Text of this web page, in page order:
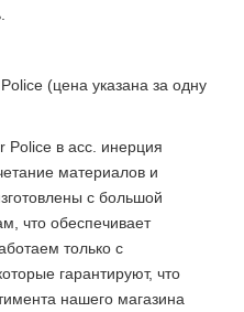
(цена указана за одну
в асс. инерция
материалов и
с большой
что обеспечивает
только с
гарантируют, что
нашего магазина